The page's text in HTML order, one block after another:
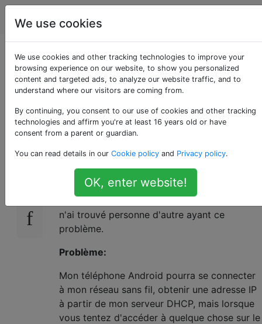
Android
WiFi haute perte de
paquets sur le réseau
domestique
22
J'ai un problème époustouflant que j'essaie
de résoudre depuis quelques semaines. Je
suis nouveau sur Android et j'ai récemment
acheté Huawei Ideos X5 (Android 2.2.1). Je
n'ai trouvé personne d'autre ayant ce
problème.
Problème:
Mon téléphone Android pourra se connecter
à mon réseau sans fil, obtenir une adresse IP
à partir de mon serveur DHCP, mais lorsque
vous tentez d'accéder à quelque chose sur le
We use cookies
We use cookies and other tracking technologies to improve your
browsing experience on our website, to show you personalized
content and targeted ads, to analyze our website traffic, and to
understand where our visitors are coming from.
By continuing, you consent to our use of cookies and other tracking
technologies and affirm you're at least 16 years old or have
consent from a parent or guardian.
You can read details in our Cookie policy and Privacy policy.
OK, enter website!